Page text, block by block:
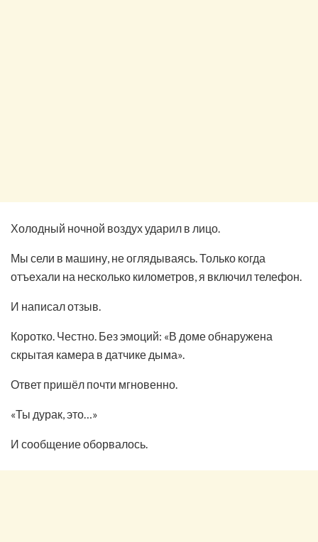
Холодный ночной воздух ударил в лицо.
Мы сели в машину, не оглядываясь. Только когда
отъехали на несколько километров, я включил телефон.
И написал отзыв.
Коротко. Честно. Без эмоций: «В доме обнаружена
скрытая камера в датчике дыма».
Ответ пришёл почти мгновенно.
«Ты дурак, это…»
И сообщение оборвалось.